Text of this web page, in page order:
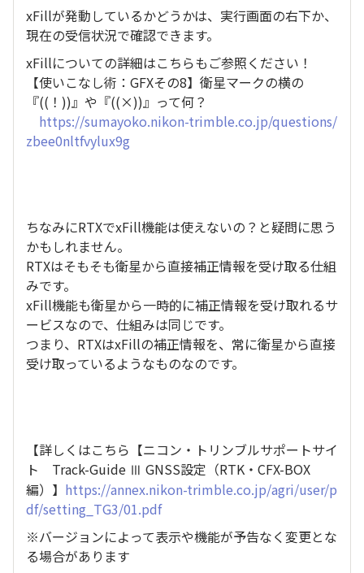
xFillが発動しているかどうかは、実行画面の右下か、
現在の受信状況で確認できます。
xFillについての詳細はこちらもご参照ください！
【使いこなし術：GFXその8】衛星マークの横の
『((！))』や『((×))』って何？
https://sumayoko.nikon-trimble.co.jp/questions/
zbee0nltfvylux9g
ちなみにRTXでxFill機能は使えないの？と疑問に思う
かもしれません。
RTXはそもそも衛星から直接補正情報を受け取る仕組
みです。
xFill機能も衛星から一時的に補正情報を受け取れるサ
ービスなので、仕組みは同じです。
つまり、RTXはxFillの補正情報を、常に衛星から直接
受け取っているようなものなのです。
【詳しくはこちら【ニコン・トリンブルサポートサイ
ト Track-Guide Ⅲ GNSS設定（RTK・CFX-BOX
編）】 https://annex.nikon-trimble.co.jp/agri/user/p
df/setting_TG3/01.pdf
※バージョンによって表示や機能が予告なく変更とな
る場合があります